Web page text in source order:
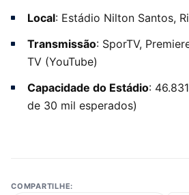
Local: Estádio Nilton Santos,
Transmissão: SporTV,
TV (YouTube)
Capacidade do Estádio:
de 30 mil esperados)
COMPARTILHE: